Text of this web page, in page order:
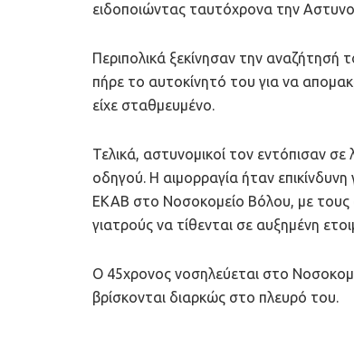
ειδοποιώντας ταυτόχρονα την
Περιπολικά ξεκίνησαν την αναζήτησή
πήρε το αυτοκίνητό του για να
είχε σταθμευμένο.
Τελικά, αστυνομικοί τον εντόπισαν
οδηγού. Η αιμορραγία ήταν
ΕΚΑΒ στο Νοσοκομείο Βόλου, με τους
γιατρούς να τίθενται σε αυξημένη
Ο 45χρονος νοσηλεύεται στο
βρίσκονται διαρκώς στο πλευρό του.